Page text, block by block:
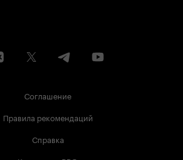
привлечет данное кино
мнению 'Undermind'
детективный,
чувствовалась, но фильм
Соглашение
Правила рекомендаций
Справка